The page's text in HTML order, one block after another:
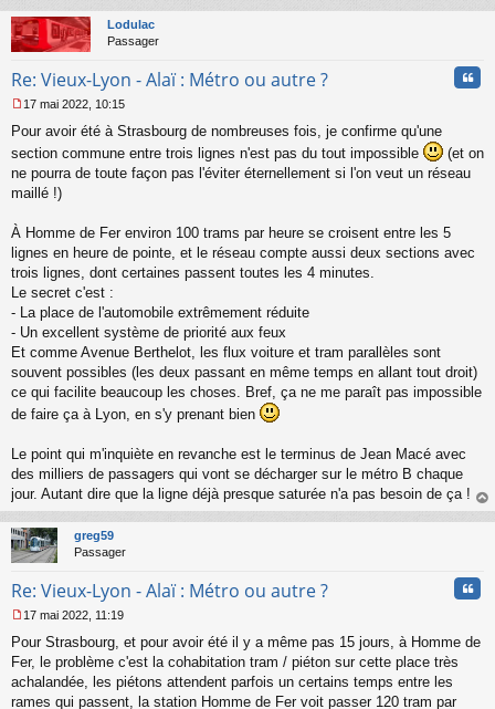
u
Lodulac
Passager
Re: Vieux-Lyon - Alaï : Métro ou autre ?
e
s
a
g
n
o
n
l
u
17 mai 2022, 10:15
Pour avoir été à Strasbourg de nombreuses fois, je confirme qu'une
section commune entre trois lignes n'est pas du tout impossible
(et on
ne pourra de toute façon pas l'éviter éternellement si l'on veut un réseau
maillé !)
À Homme de Fer environ 100 trams par heure se croisent entre les 5
lignes en heure de pointe, et le réseau compte aussi deux sections avec
trois lignes, dont certaines passent toutes les 4 minutes.
Le secret c'est :
- La place de l'automobile extrêmement réduite
- Un excellent système de priorité aux feux
Et comme Avenue Berthelot, les flux voiture et tram parallèles sont
souvent possibles (les deux passant en même temps en allant tout droit)
ce qui facilite beaucoup les choses. Bref, ça ne me paraît pas impossible
de faire ça à Lyon, en s'y prenant bien
Le point qui m'inquiète en revanche est le terminus de Jean Macé avec
des milliers de passagers qui vont se décharger sur le métro B chaque
jour. Autant dire que la ligne déjà presque saturée n'a pas besoin de ça !
au
greg59
Passager
Re: Vieux-Lyon - Alaï : Métro ou autre ?
e
s
s
17 mai 2022, 11:19
Pour Strasbourg, et pour avoir été il y a même pas 15 jours, à Homme de
Fer, le problème c'est la cohabitation tram / piéton sur cette place très
achalandée, les piétons attendent parfois un certains temps entre les
rames qui passent, la station Homme de Fer voit passer 120 tram par